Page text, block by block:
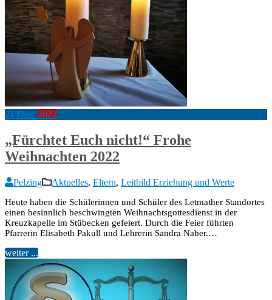
21 Dez. 2022
„Fürchtet Euch nicht!“ Frohe
Weihnachten 2022
Pelzing Aktuelles, Eltern, Leitbild Erziehung und Werte
Heute haben die Schülerinnen und Schüler des Letmather Standortes
einen besinnlich beschwingten Weihnachtsgottesdienst in der
Kreuzkapelle im Stübecken gefeiert. Durch die Feier führten
Pfarrerin Elisabeth Pakull und Lehrerin Sandra Naber.…
weiter ...